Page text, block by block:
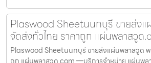
Plaswood Sheetนนทบุรี ขายส่ง
จัดส่งทั่วไทย ราคาถูก แผ่นพลาสวูด
Plaswood Sheetนนทบุรี ขายส่งแผ่นพลาสวูด